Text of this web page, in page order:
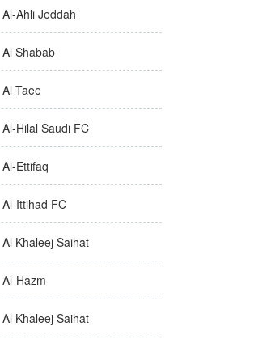
Al-Ahli Jeddah
Al Shabab
Al Taee
Al-Hilal Saudi FC
Al-Ettifaq
Al-Ittihad FC
Al Khaleej Saihat
Al-Hazm
Al Khaleej Saihat